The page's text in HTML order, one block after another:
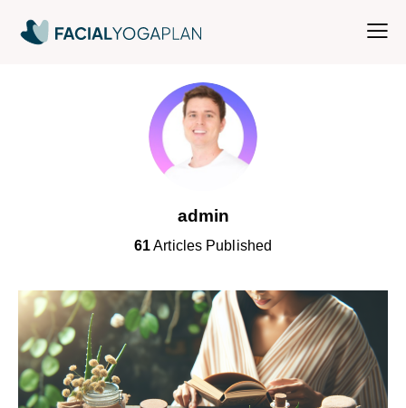
admin
61Articles Published